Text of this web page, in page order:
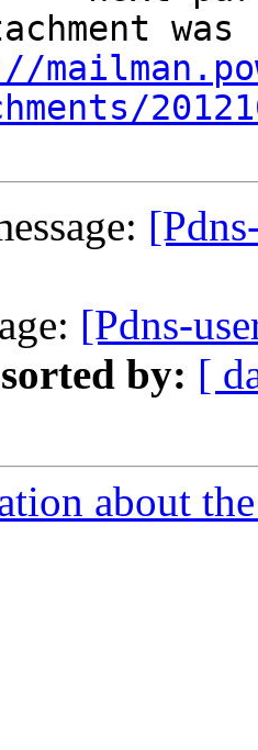
[Pdns-
by: [
about